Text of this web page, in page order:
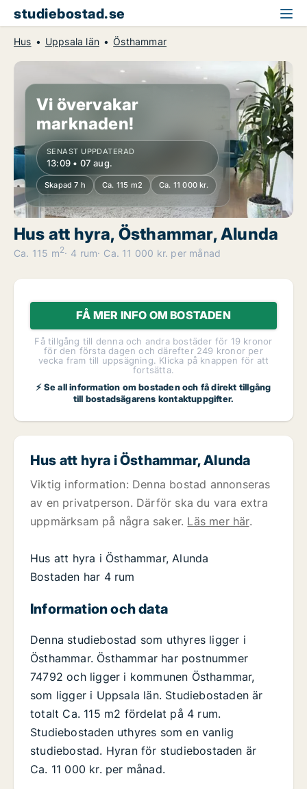
studiebostad.se
Hus Uppsala län Östhammar
Vi övervakar
marknaden!
SENAST UPPDATERAD
13:09 • 07 aug.
Skapad 7 h Ca. 115 m2 Ca. 11 000 kr.
Hus att hyra, Östhammar, Alunda
Ca. 115 m2 4 rum Ca. 11 000 kr. per månad
FÅ MER INFO OM BOSTADEN
Få tillgång till denna och andra bostäder för 19 kronor
för den första dagen och därefter 249 kronor per
vecka fram till uppsägning. Klicka på knappen för att
fortsätta.
⚡ Se all information om bostaden och få direkt tillgång
till bostadsägarens kontaktuppgifter.
Hus att hyra i Östhammar, Alunda
Viktig information: Denna bostad annonseras
av en privatperson. Därför ska du vara extra
uppmärksam på några saker. Läs mer här.
Hus att hyra i Östhammar, Alunda
Bostaden har 4 rum
Information och data
Denna studiebostad som uthyres ligger i
Östhammar. Östhammar har postnummer
74792 och ligger i kommunen Östhammar,
som ligger i Uppsala län. Studiebostaden är
totalt Ca. 115 m2 fördelat på 4 rum.
Studiebostaden uthyres som en vanlig
studiebostad. Hyran för studiebostaden är
Ca. 11 000 kr. per månad.